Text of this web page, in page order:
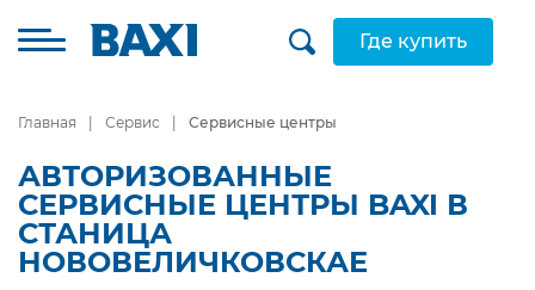
Где купить
Главная Сервис Сервисные центры
АВТОРИЗОВАННЫЕ
СЕРВИСНЫЕ ЦЕНТРЫ BAXI В
СТАНИЦА
НОВОВЕЛИЧКОВСКАЕ